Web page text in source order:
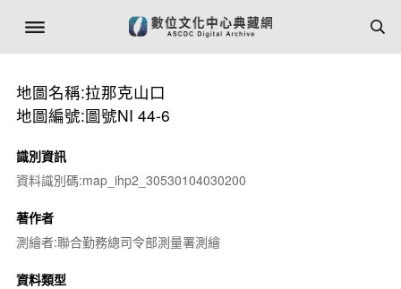
地圖名稱:拉那克山口
地圖編號:圖號NI 44-6
識別資訊
資料識別碼:map_ihp2_30530104030200
著作者
測繪者:聯合勤務總司令部測量署測繪
資料類型